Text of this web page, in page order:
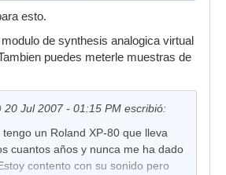
esto.
de synthesis analogica virtual
puedes meterle muestras de
20 Jul 2007 - 01:15 PM escribió:
un Roland XP-80 que lleva
cuantos años y nunca me ha dado
contento con su sonido pero